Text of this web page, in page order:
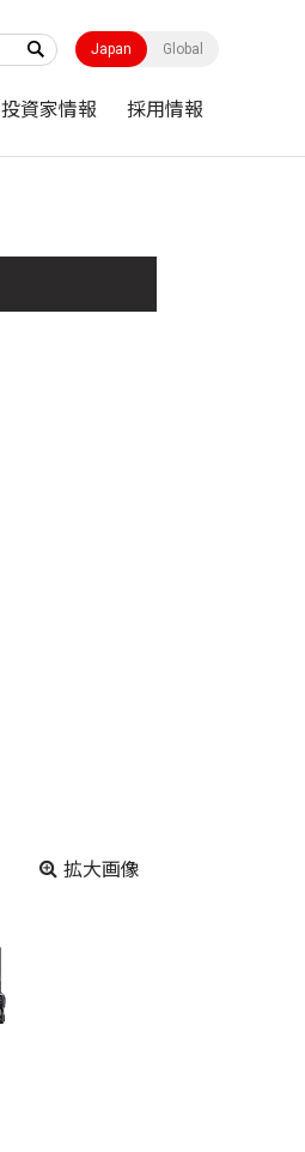
Japan Global
投資家情報 採用情報
拡大画像